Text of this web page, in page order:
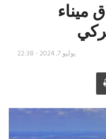
ميناء
يوليو 7, 2024 - 22:38